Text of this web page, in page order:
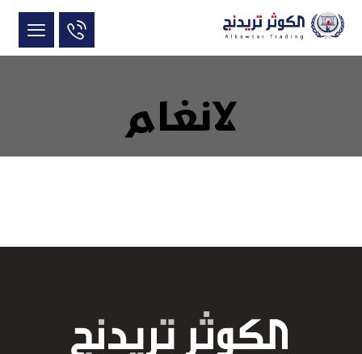
لانغام